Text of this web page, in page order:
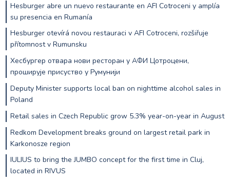
Hesburger abre un nuevo restaurante en AFI Cotroceni y amplía
su presencia en Rumanía
Hesburger otevírá novou restauraci v AFI Cotroceni, rozšiřuje
přítomnost v Rumunsku
Хесбургер отвара нови ресторан у АФИ Цотроцени,
проширује присуство у Румунији
Deputy Minister supports local ban on nighttime alcohol sales in
Poland
Retail sales in Czech Republic grow 5.3% year-on-year in August
Redkom Development breaks ground on largest retail park in
Karkonosze region
IULIUS to bring the JUMBO concept for the first time in Cluj,
located in RIVUS